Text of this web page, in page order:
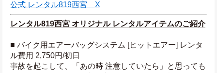
公式 レンタル819西宮　X
レンタル819西宮 オリジナル レンタルアイテムのご紹介
■ バイク用エアーバッグシステム [ヒットエアー] レンタ
ル費用 2,750円/初日
事故を起こして、「あの時 注意していたら」と思っても